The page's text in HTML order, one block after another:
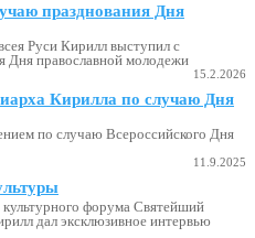
празднования Дня
Руси Кирилл выступил с
Дня православной молодежи
15.2.2026
Кирилла по случаю Дня
по случаю Всероссийского Дня
11.9.2025
форума Святейший
дал эксклюзивное интервью